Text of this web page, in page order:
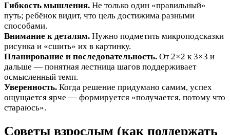
Гибкость мышления. Не только один «правильный»
путь; ребёнок видит, что цель достижима разными
способами.
Внимание к деталям. Нужно подметить микроподсказки
рисунка и «сшить» их в картинку.
Планирование и последовательность. От 2×2 к 3×3 и
дальше — понятная лестница шагов поддерживает
осмысленный темп.
Уверенность. Когда решение придумано самим, успех
ощущается ярче — формируется «получается, потому что
стараюсь».
Советы взрослым (как поддержать